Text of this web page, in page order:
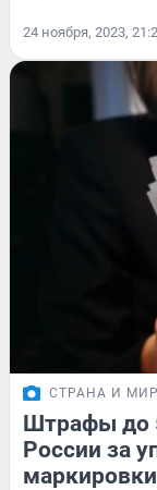
24 ноября, 2023,
СТРАНА И МИР
Штрафы до
России за
маркировки